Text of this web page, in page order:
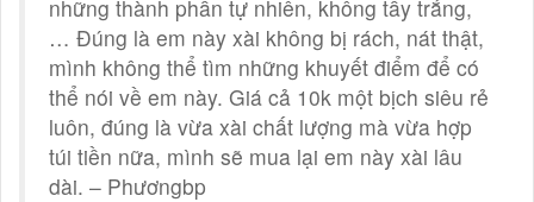
những thành phần tự nhiên, không tẩy trắng,
… Đúng là em này xài không bị rách, nát thật,
mình không thể tìm những khuyết điểm để có
thể nói về em này. Giá cả 10k một bịch siêu rẻ
luôn, đúng là vừa xài chất lượng mà vừa hợp
túi tiền nữa, mình sẽ mua lại em này xài lâu
dài. – Phươngbp